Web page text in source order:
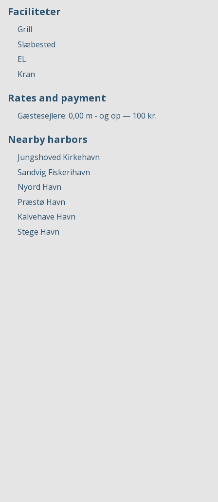
Faciliteter
Grill
Slæbested
EL
Kran
Rates and payment
Gæstesejlere: 0,00 m - og op — 100 kr.
Nearby harbors
Jungshoved Kirkehavn
Sandvig Fiskerihavn
Nyord Havn
Præstø Havn
Kalvehave Havn
Stege Havn